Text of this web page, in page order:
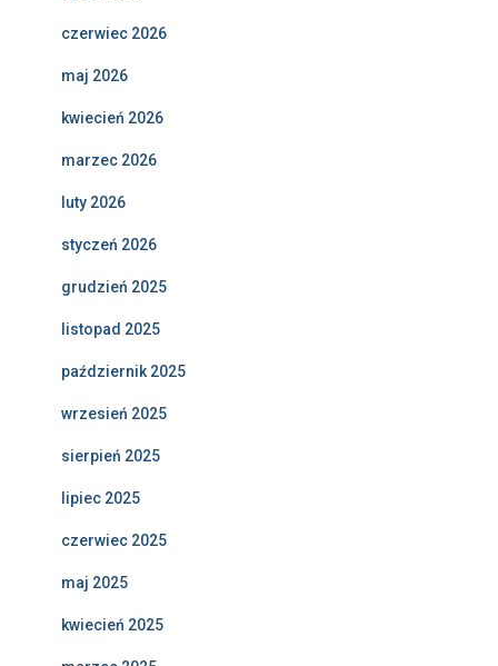
czerwiec 2026
maj 2026
kwiecień 2026
marzec 2026
luty 2026
styczeń 2026
grudzień 2025
listopad 2025
październik 2025
wrzesień 2025
sierpień 2025
lipiec 2025
czerwiec 2025
maj 2025
kwiecień 2025